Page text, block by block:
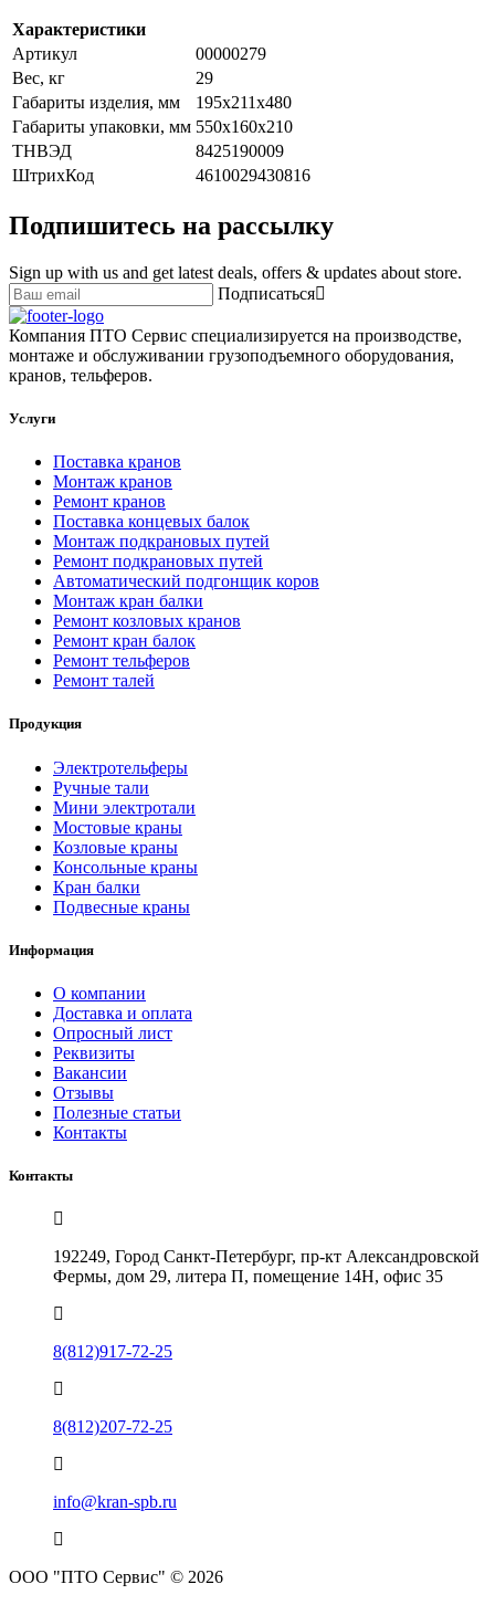
Характеристики
Артикул
00000279
Вес, кг
29
Габариты изделия, мм
195х211х480
Габариты упаковки, мм 550х160х210
ТНВЭД
8425190009
ШтрихКод
4610029430816
Подпишитесь на рассылку
Sign up with us and get latest deals, offers & updates about store.
Подписаться
Компания ПТО Сервис специализируется на производстве,
монтаже и обслуживании грузоподъемного оборудования,
кранов, тельферов.
Услуги
Поставка кранов
Монтаж кранов
Ремонт кранов
Поставка концевых балок
Монтаж подкрановых путей
Ремонт подкрановых путей
Автоматический подгонщик коров
Монтаж кран балки
Ремонт козловых кранов
Ремонт кран балок
Ремонт тельферов
Ремонт талей
Продукция
Электротельферы
Ручные тали
Мини электротали
Мостовые краны
Козловые краны
Консольные краны
Кран балки
Подвесные краны
Информация
О компании
Доставка и оплата
Опросный лист
Реквизиты
Вакансии
Отзывы
Полезные статьи
Контакты
Контакты
192249, Город Санкт-Петербург, пр-кт Александровской
Фермы, дом 29, литера П, помещение 14Н, офис 35
8(812)917-72-25
8(812)207-72-25
info@kran-spb.ru
ООО "ПТО Сервис" © 2026